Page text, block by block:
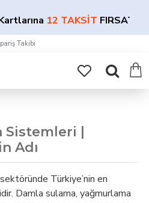
12 TAKSİTFIRSATI!
Takibi
|
Adı
Türkiye’nin en
Damla sulama, yağmurlama